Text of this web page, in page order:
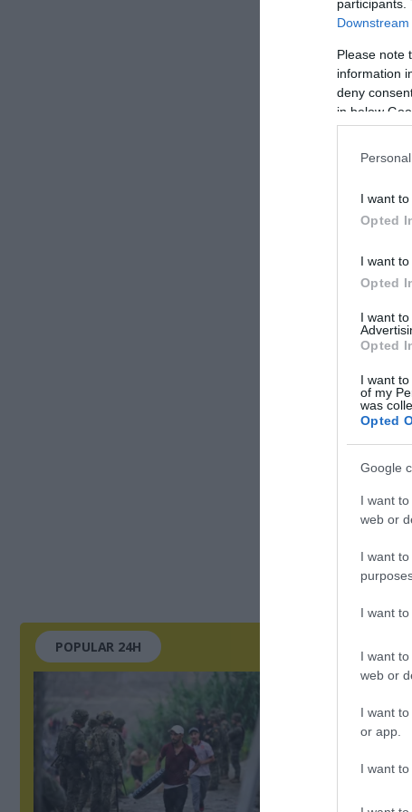
participants.
Please note
information
deny
in below
I want
Opted
I want
Opted
I want
Opted
I want
of my
was
Opted
Google
I want
web or
I want
I want
I want
web or
I want
or app.
I want
ΣΧΟΛΙΑΣΤΕ
POPULAR 24H